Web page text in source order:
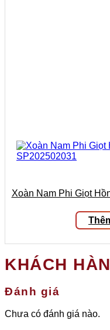
Xoàn Nam Phi Giọt
KHÁCH
Đánh giá
Chưa có đánh giá nào.